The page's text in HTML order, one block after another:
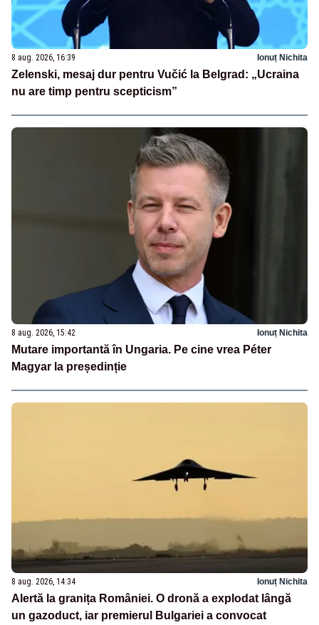
8 aug. 2026, 16:39 Ionuț Nichita
Zelenski, mesaj dur pentru Vučić la Belgrad: „Ucraina
nu are timp pentru scepticism”
8 aug. 2026, 15:42 Ionuț Nichita
Mutare importantă în Ungaria. Pe cine vrea Péter
Magyar la președinție
8 aug. 2026, 14:34 Ionuț Nichita
Alertă la granița României. O dronă a explodat lângă
un gazoduct, iar premierul Bulgariei a convocat